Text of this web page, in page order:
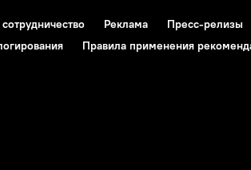
Реклама Пресс-релизы
Правила применения